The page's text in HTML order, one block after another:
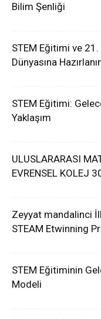
Bilim Şenliği
STEM Eğitimi ve
Dünyasına
STEM Eğitimi:
Yaklaşım
ULUSLARARASI
EVRENSEL KOLEJ
Zeyyat mandalinci
STEAM Etwinning
STEM Eğitiminin
Modeli